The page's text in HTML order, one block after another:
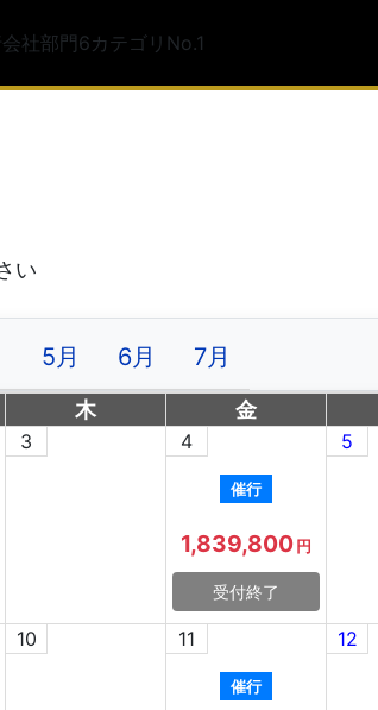
5月 6月 7月
木 金
3 4
催行
1,839,800円
受付終了
5
10 11
催行
12